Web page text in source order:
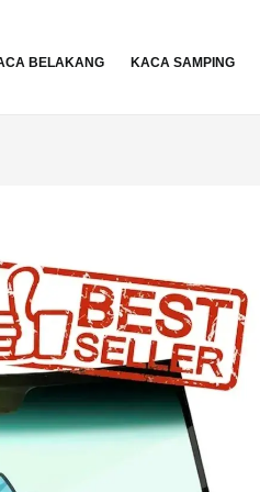
BELAKANG KACA SAMPING